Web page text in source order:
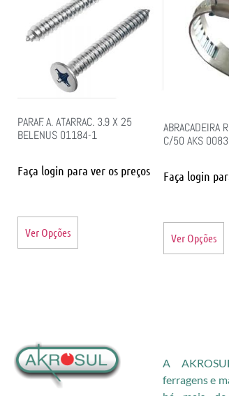
PARAF. A. ATARRAC. 3.9 X 25
BELENUS 01184-1
Faça login para ver os preços
Ver Opções
ABRACADEIRA
C/50 AKS
Faça login
Ver Opções
A
ferragens e